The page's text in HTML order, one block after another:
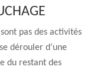
pas des activités
dérouler d’une
du restant des